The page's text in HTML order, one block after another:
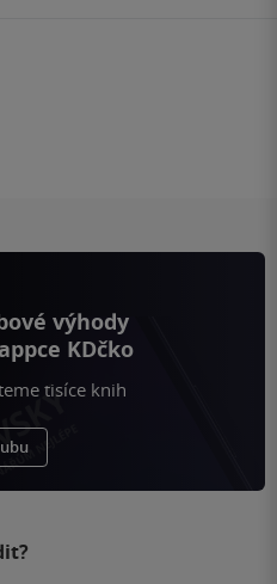
výhody
KDčko
tisíce knih